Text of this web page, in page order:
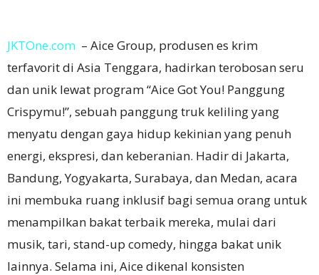
JKTOne.com – Aice Group, produsen es krim
terfavorit di Asia Tenggara, hadirkan terobosan seru
dan unik lewat program “Aice Got You! Panggung
Crispymu!”, sebuah panggung truk keliling yang
menyatu dengan gaya hidup kekinian yang penuh
energi, ekspresi, dan keberanian. Hadir di Jakarta,
Bandung, Yogyakarta, Surabaya, dan Medan, acara
ini membuka ruang inklusif bagi semua orang untuk
menampilkan bakat terbaik mereka, mulai dari
musik, tari, stand-up comedy, hingga bakat unik
lainnya. Selama ini, Aice dikenal konsisten